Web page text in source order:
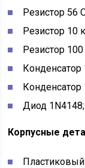
Резистор 56
Резистор 10
Резистор
Диод 1N4148;
Корпусные